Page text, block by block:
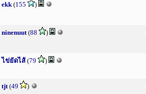
ekk(155 )
ninenuut(88 )
ไข่ยัดไส้(79 )
tjt(49 )